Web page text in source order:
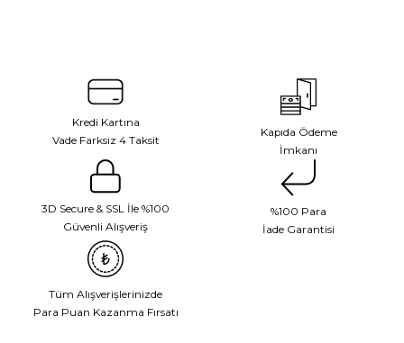
Kredi Kartına
Vade Farksız 4 Taksit
Kapıda Ödeme
İmkanı
3D Secure & SSL İle %100
Güvenli Alışveriş
%100 Para
İade Garantisi
Tüm Alışverişlerinizde
Para Puan Kazanma Fırsatı